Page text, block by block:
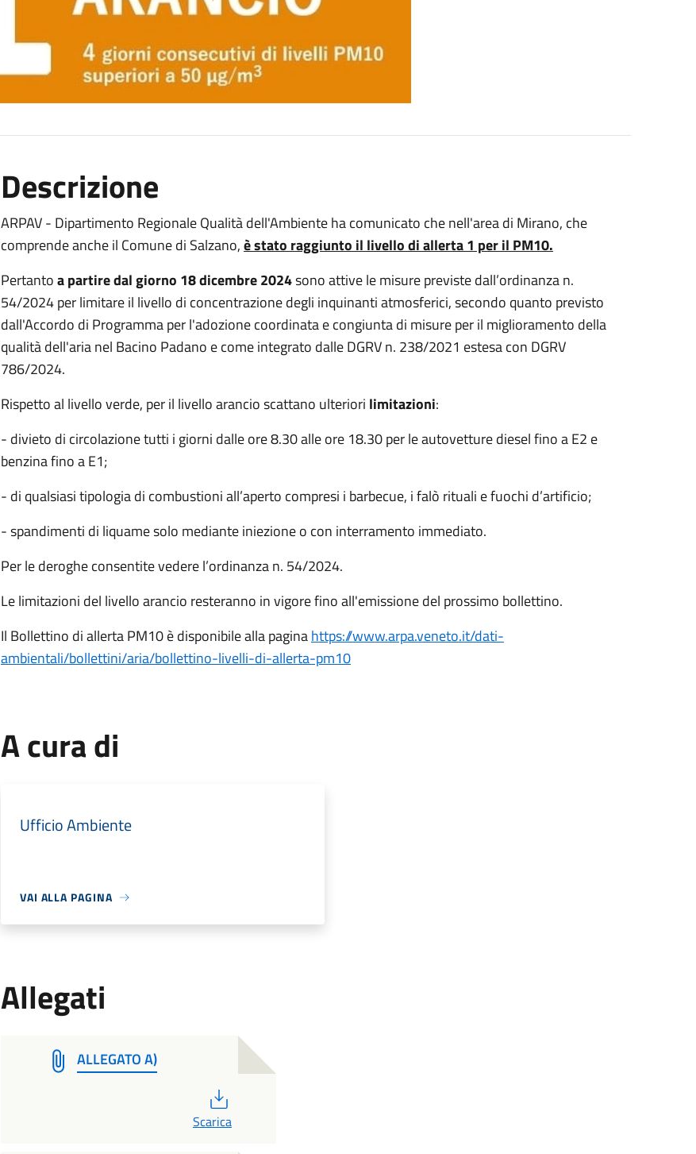
Descrizione
ARPAV - Dipartimento Regionale Qualità dell'Ambiente ha comunicato che nell'area di Mirano, che
comprende anche il Comune di Salzano,è stato raggiunto il livello di allerta 1 per il PM10.
Pertantoa partire dal giorno 18 dicembre 2024sono attive le misure previste dall’ordinanza n.
54/2024 per limitare il livello di concentrazione degli inquinanti atmosferici, secondo quanto previsto
dall'Accordo di Programma per l'adozione coordinata e congiunta di misure per il miglioramento della
qualità dell'aria nel Bacino Padano e come integrato dalle DGRV n. 238/2021 estesa con DGRV
786/2024.
Rispetto al livello verde, per il livello arancio scattano ulteriori limitazioni:
- divieto di circolazione tutti i giorni dalle ore 8.30 alle ore 18.30 per le autovetture diesel fino a E2 e
benzina fino a E1;
- di qualsiasi tipologia di combustioni all’aperto compresi i barbecue, i falò rituali e fuochi d’artificio;
- spandimenti di liquame solo mediante iniezione o con interramento immediato.
Per le deroghe consentite vedere l’ordinanza n. 54/2024.
Le limitazioni del livello arancio resteranno in vigore fino all'emissione del prossimo bollettino.
Il Bollettino di allerta PM10 è disponibile alla paginahttps://www.arpa.veneto.it/dati-
ambientali/bollettini/aria/bollettino-livelli-di-allerta-pm10
A cura di
Ufficio Ambiente
VAI ALLA PAGINA
Allegati
ALLEGATO A)
Scarica